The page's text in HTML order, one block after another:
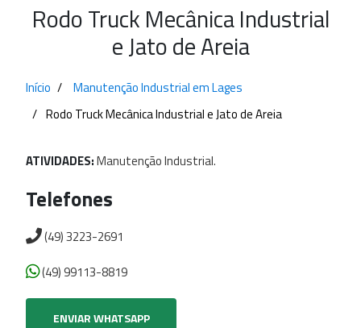
Rodo Truck Mecânica Industrial
e Jato de Areia
Início
Manutenção Industrial em Lages
Rodo Truck Mecânica Industrial e Jato de Areia
ATIVIDADES:ManutençãoIndustrial.
Telefones
(49) 3223-2691
(49) 99113-8819
ENVIAR WHATSAPP